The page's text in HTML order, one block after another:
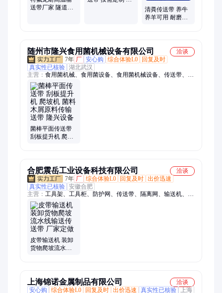
送带厂家 隧道炉
清粪传送带 养牛
养羊可用 耐磨不
随州市隆兴食用菌机械设备有限公司
洽谈
7年 厂 安心购 综合体验L0
回复及时
真实性已核验 湖北武汉
主营： 食用菌机械、食用菌设备、食用菌机械设备、传送带、食
用菌成套设备、食用菌全套设备、食用菌生产线、食用菌生产线
设备、食用菌制棒搅拌设备、食用菌制棒厂设备、食用菌种植机
械、食用菌灭菌设备、食用菌灭菌柜、食用菌灭菌锅炉、灭菌
柜、蒸汽灭菌锅炉、食用菌装袋机、香菇装袋扎口机、平菇装袋
扎绳机、装袋窝口机、装袋机、拌料机、烘干机、食用菌灭菌
器、常压灭菌柜
菌棒平面传送带
刮板提升机 爬坡
合肥震岳工业设备科技有限公司
洽谈
7年 厂 综合体验L0 回复及时 出价迅速
真实性已核验 安徽合肥
主营： 工具架、工具柜、防护网、传送带、隔离网、输送机、托
盘货架、机器围栏、动力滚筒、车间滚筒、定制汽车、铝材货
架、防护围网、货架仓库、库房货架、烘干链板、磕碰双层、车
间围栏、仓库围栏、隔断浸塑、变速皮带、电动装车、皮带防
滑、包装车间、仓储货架、定制皮带
皮带输送机 装卸
货物爬坡流水线
上海锦诺金属制品有限公司
洽谈
安心购
综合体验L0 回复及时 出价迅速 真实性已核验 上海